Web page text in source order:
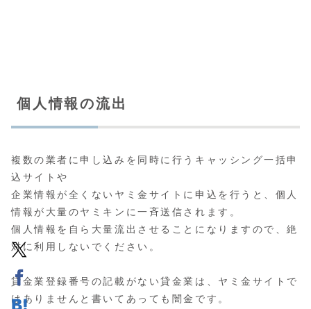
個人情報の流出
複数の業者に申し込みを同時に行うキャッシング一括申
込サイトや
企業情報が全くないヤミ金サイトに申込を行うと、個人
情報が大量のヤミキンに一斉送信されます。
個人情報を自ら大量流出させることになりますので、絶
対に利用しないでください。
貸金業登録番号の記載がない貸金業は、ヤミ金サイトで
はありませんと書いてあっても闇金です。